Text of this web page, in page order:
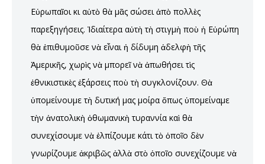
Εὐρωπαῖοι κι αὐτὸ θὰ μᾶς σώσει ἀπὸ πολλὲς
παρεξηγήσεις. Ἰδιαίτερα αὐτὴ τὴ στιγμὴ ποὺ ἡ Εὐρώπη
θὰ ἐπιθυμοῦσε νὰ εἶναι ἡ δίδυμη ἀδελφὴ τῆς
Ἀμερικῆς, χωρὶς νὰ μπορεῖ νὰ ἀπωθήσει τὶς
ἐθνικιστικὲς ἐξάρσεις ποὺ τὴ συγκλονίζουν. Θὰ
ὑπομείνουμε τὴ δυτική μας μοίρα ὅπως ὑπομείναμε
τὴν ἀνατολικὴ ὀθωμανικὴ τυραννία καὶ θὰ
συνεχίσουμε νὰ ἐλπίζουμε κάτι τὸ ὁποῖο δὲν
γνωρίζουμε ἀκριβῶς ἀλλὰ στὸ ὁποῖο συνεχίζουμε νὰ